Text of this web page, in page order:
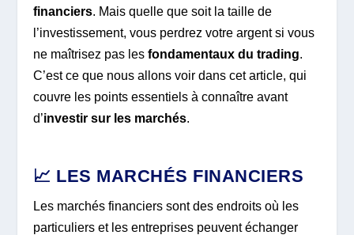
financiers. Mais quelle que soit la taille de
l’investissement, vous perdrez votre argent si vous
ne maîtrisez pas lesfondamentaux du trading.
C’est ce que nous allons voir dans cet article, qui
couvre les points essentiels à connaître avant
d’investir sur les marchés.
📈 LES MARCHÉS FINANCIERS
Les marchés financiers sont des endroits où les
particuliers et les entreprises peuvent échanger